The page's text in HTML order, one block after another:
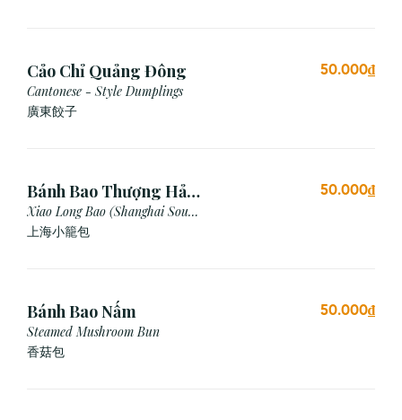
Cảo Chỉ Quảng Đông
Cantonese - Style Dumplings
廣東餃⼦
50.000₫
Bánh Bao Thượng Hải
(3 Viên)
Xiao Long Bao (Shanghai Soup
Dumpling)
上海小籠包
50.000₫
Bánh Bao Nấm
Steamed Mushroom Bun
香菇包
50.000₫